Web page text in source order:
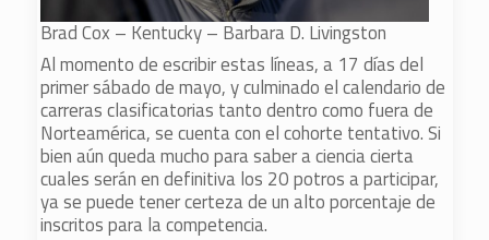
Brad Cox – Kentucky – Barbara D. Livingston
Al momento de escribir estas líneas, a 17 días del
primer sábado de mayo, y culminado el calendario de
carreras clasificatorias tanto dentro como fuera de
Norteamérica, se cuenta con el cohorte tentativo. Si
bien aún queda mucho para saber a ciencia cierta
cuales serán en definitiva los 20 potros a participar,
ya se puede tener certeza de un alto porcentaje de
inscritos para la competencia.